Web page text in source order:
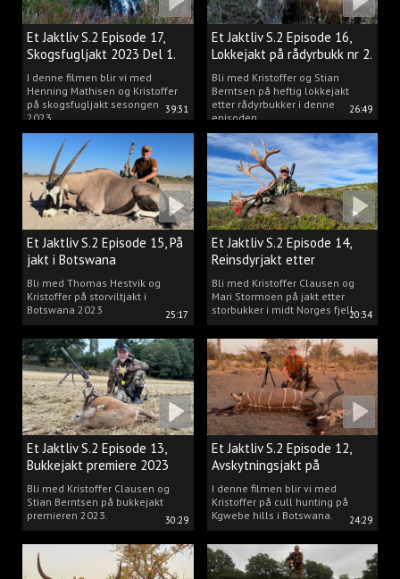
39:31
Et Jaktliv S.2 Episode 17,
Skogsfugljakt 2023 Del 1.
I denne filmen blir vi med
Henning Mathisen og Kristoffer
på skogsfugljakt sesongen
2023.
26:49
Et Jaktliv S.2 Episode 16,
Lokkejakt på rådyrbukk nr 2.
Bli med Kristoffer og Stian
Berntsen på heftig lokkejakt
etter rådyrbukker i denne
episoden.
25:17
Et Jaktliv S.2 Episode 15, På
jakt i Botswana
Bli med Thomas Hestvik og
Kristoffer på storviltjakt i
Botswana 2023
20:34
Et Jaktliv S.2 Episode 14,
Reinsdyrjakt etter
storbukker.
Bli med Kristoffer Clausen og
Mari Stormoen på jakt etter
storbukker i midt Norges fjell.
30:29
Et Jaktliv S.2 Episode 13,
Bukkejakt premiere 2023
Bli med Kristoffer Clausen og
Stian Berntsen på bukkejakt
premieren 2023.
24:29
Et Jaktliv S.2 Episode 12,
Avskytningsjakt på
antiloper i Botswana
I denne filmen blir vi med
Kristoffer på cull hunting på
Kgwebe hills i Botswana.